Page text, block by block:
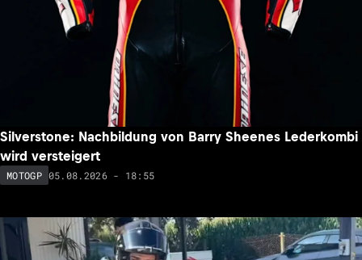
Silverstone: Nachbildung von Barry Sheenes Lederkombi
wird versteigert
MOTOGP 05.08.2026 - 18:55